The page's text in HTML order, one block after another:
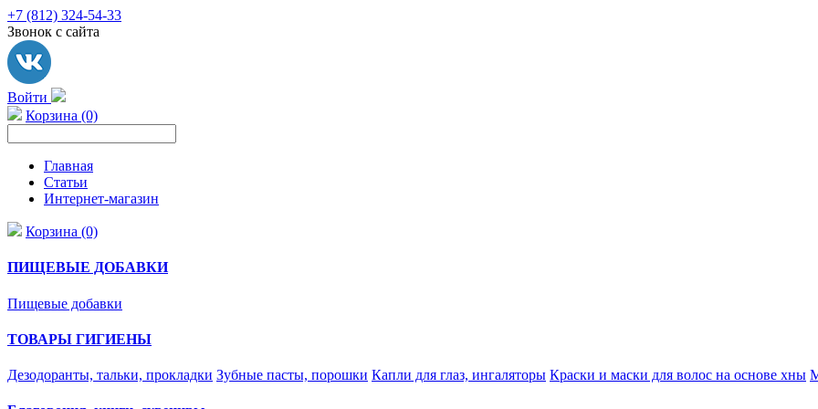
+7 (812) 324-54-33
Звонок с сайта
Войти
Корзина (0)
Главная
Статьи
Интернет-магазин
Корзина (0)
ПИЩЕВЫЕ ДОБАВКИ
Пищевые добавки
ТОВАРЫ ГИГИЕНЫ
Дезодоранты, тальки, прокладки Зубные пасты, порошки Капли для глаз, ингаляторы Краски и маски для волос на основе хны